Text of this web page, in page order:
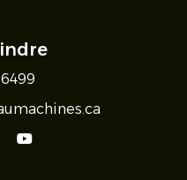
youtube